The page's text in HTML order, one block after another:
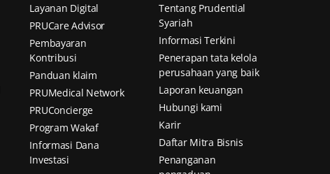
Layanan Digital
PRUCare Advisor
Pembayaran
Kontribusi
Panduan klaim
PRUMedical Network
PRUConcierge
Program Wakaf
Informasi Dana
Investasi
Tentang Prudential
Syariah
Informasi Terkini
Penerapan tata kelola
perusahaan yang baik
Laporan keuangan
Hubungi kami
Karir
Daftar Mitra Bisnis
Penanganan